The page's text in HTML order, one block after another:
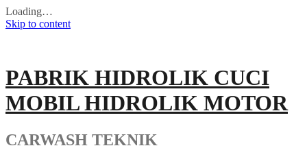
Loading…
Skip to content
PABRIK HIDROLIK CUCI
MOBIL HIDROLIK MOTOR
CARWASH TEKNIK